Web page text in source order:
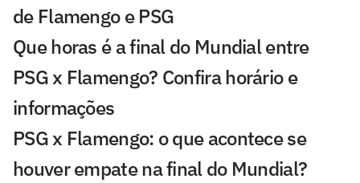
de Flamengo e PSG
Que horas é a final do Mundial entre
PSG x Flamengo? Confira horário e
informações
PSG x Flamengo: o que acontece se
houver empate na final do Mundial?